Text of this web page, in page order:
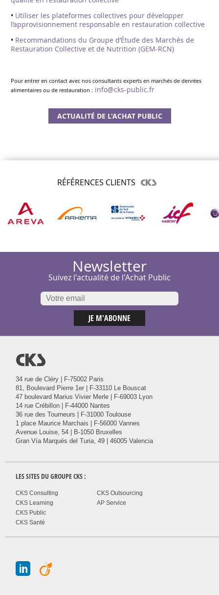
• Utiliser les plateformes collectives pour développer
l’approvisionnement responsable en restauration collective
• Recommandations du Groupe d’Étude des Marchés de
Restauration Collective et de Nutrition (GEM-RCN)
Pour entrer en contact avec nos consultants experts en marchés de denrées
alimentaires ou de restauration : info@cks-public.fr
ACTUALITÉ DE L'ACHAT PUBLIC
RÉFÉRENCES CLIENTS
Newsletter
Suivez l'actualité de l'Achat Public
@
34 rue de Cléry | F-75002 Paris
81, Boulevard Pierre 1er | F-33110 Le Bouscat
47 boulevard Marius Vivier Merle | F-69003 Lyon
14 rue Crébillon | F-44000 Nantes
36 rue des Tourneurs | F-31000 Toulouse
1 place Maurice Marchais | F-56000 Vannes
Avenue Louise, 54 | B-1050 Bruxelles
Gran Vía Marqués del Turia, 49 | 46005 Valencia
LES SITES DU GROUPECKS :
CKS Consulting
CKS Learning
CKS Public
CKS Santé
CKS Outsourcing
AP Service
J A